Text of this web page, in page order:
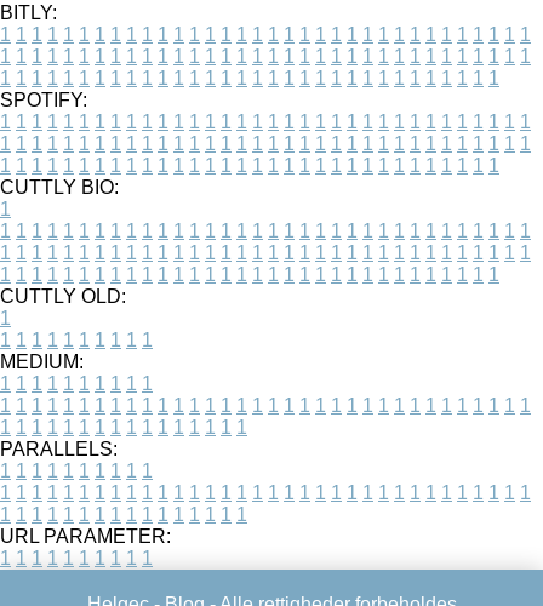
BITLY:
1 1 1 1 1 1 1 1 1 1 1 1 1 1 1 1 1 1 1 1 1 1 1 1 1 1 1 1 1 1 1 1 1 1
1 1 1 1 1 1 1 1 1 1 1 1 1 1 1 1 1 1 1 1 1 1 1 1 1 1 1 1 1 1 1 1 1 1
1 1 1 1 1 1 1 1 1 1 1 1 1 1 1 1 1 1 1 1 1 1 1 1 1 1 1 1 1 1 1 1
SPOTIFY:
1 1 1 1 1 1 1 1 1 1 1 1 1 1 1 1 1 1 1 1 1 1 1 1 1 1 1 1 1 1 1 1 1 1
1 1 1 1 1 1 1 1 1 1 1 1 1 1 1 1 1 1 1 1 1 1 1 1 1 1 1 1 1 1 1 1 1 1
1 1 1 1 1 1 1 1 1 1 1 1 1 1 1 1 1 1 1 1 1 1 1 1 1 1 1 1 1 1 1 1
CUTTLY BIO:
1
1 1 1 1 1 1 1 1 1 1 1 1 1 1 1 1 1 1 1 1 1 1 1 1 1 1 1 1 1 1 1 1 1 1
1 1 1 1 1 1 1 1 1 1 1 1 1 1 1 1 1 1 1 1 1 1 1 1 1 1 1 1 1 1 1 1 1 1
1 1 1 1 1 1 1 1 1 1 1 1 1 1 1 1 1 1 1 1 1 1 1 1 1 1 1 1 1 1 1 1
CUTTLY OLD:
1
1 1 1 1 1 1 1 1 1 1
MEDIUM:
1 1 1 1 1 1 1 1 1 1
1 1 1 1 1 1 1 1 1 1 1 1 1 1 1 1 1 1 1 1 1 1 1 1 1 1 1 1 1 1 1 1 1 1
1 1 1 1 1 1 1 1 1 1 1 1 1 1 1 1
PARALLELS:
1 1 1 1 1 1 1 1 1 1
1 1 1 1 1 1 1 1 1 1 1 1 1 1 1 1 1 1 1 1 1 1 1 1 1 1 1 1 1 1 1 1 1 1
1 1 1 1 1 1 1 1 1 1 1 1 1 1 1 1
URL PARAMETER:
1 1 1 1 1 1 1 1 1 1